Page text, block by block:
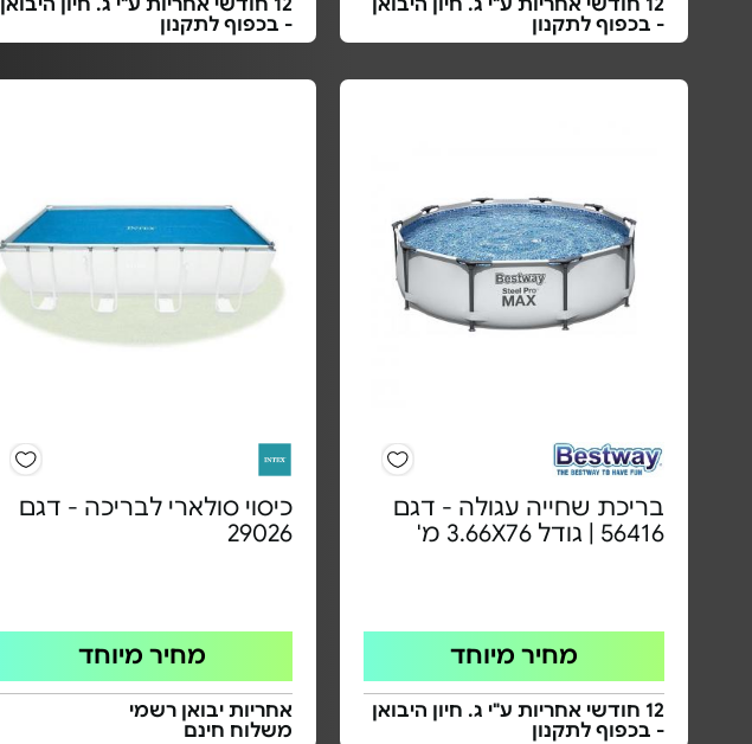
12 חודשי אחריות ע"י ג. חיון היבואן
- בכפוף לתקנון
12 חודשי אחריות ע"י ג. חיון היבואן
- בכפוף לתקנון
בריכת שחייה עגולה - דגם
56416 | גודל 3.66X76 מ'
מחיר מיוחד
12 חודשי אחריות ע"י ג. חיון היבואן
- בכפוף לתקנון
כיסוי סולארי לבריכה - דגם
29026
מחיר מיוחד
אחריות יבואן רשמי
משלוח חינם